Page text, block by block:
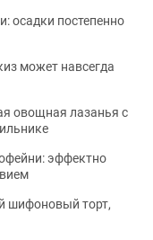
осадки постепенно
может навсегда
овощная лазанья с
эффектно
шифоновый торт,